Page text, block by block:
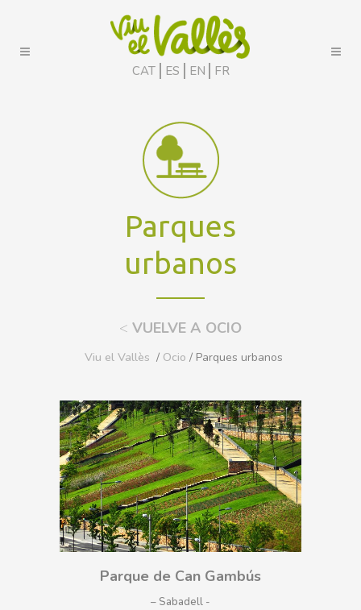
CAT ES EN FR
Parques
urbanos
< VUELVE A OCIO
Viu el Vallès / Ocio / Parques urbanos
Parque de Can Gambús
– Sabadell